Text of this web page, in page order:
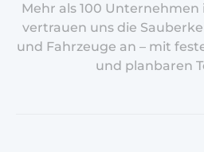
Mehr als 100
vertrauen uns die
und Fahrzeuge an – mit
und planbaren